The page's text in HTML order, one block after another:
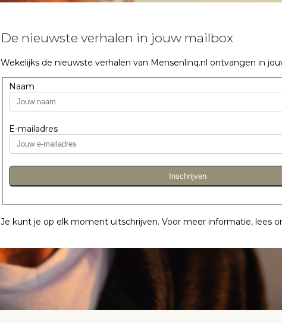
De nieuwste verhalen in jouw mailbox
Wekelijks de nieuwste verhalen van Mensenlinq.nl ontvangen in
Naam
E-mailadres
Inschrijven
Je kunt je op elk moment uitschrijven. Voor meer informatie, lees